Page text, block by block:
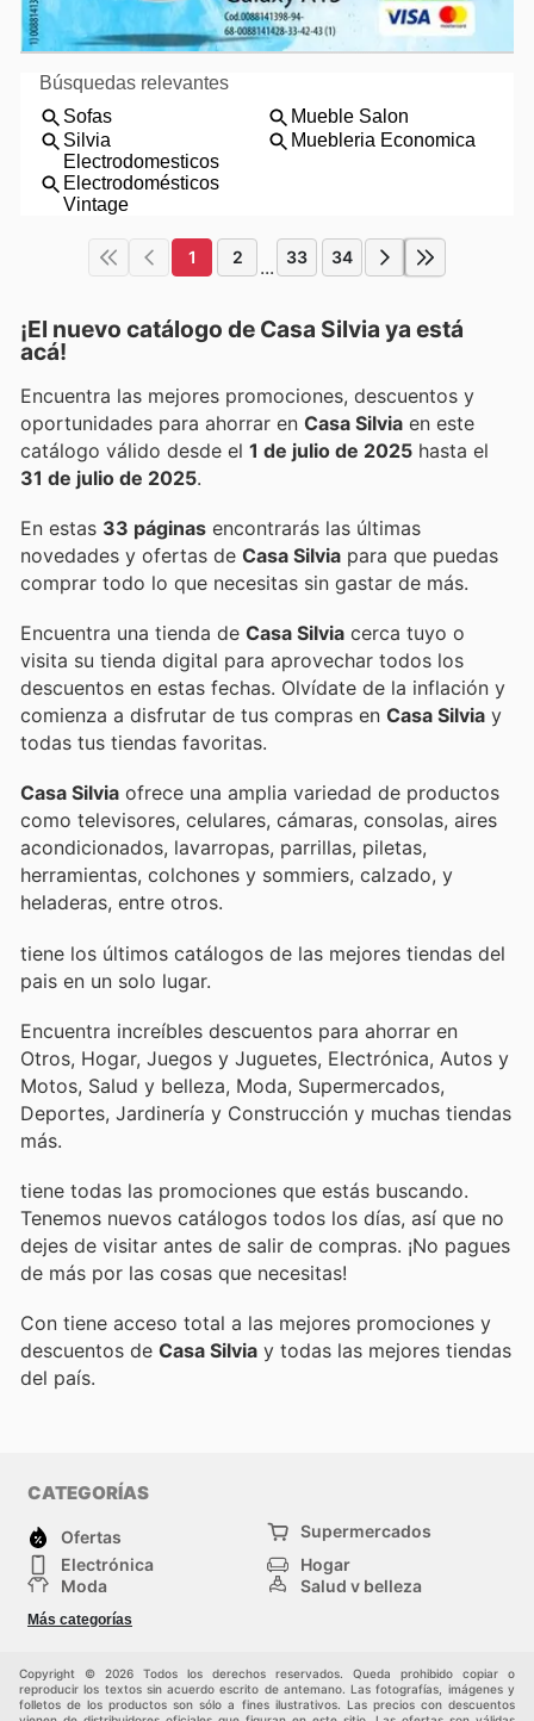
1 2 ... 33 34
¡El nuevo catálogo de Casa Silvia ya está
acá!
Encuentra las mejores promociones, descuentos y
oportunidades para ahorrar en Casa Silvia en este
catálogo válido desde el 1 de julio de 2025 hasta el
31 de julio de 2025.
En estas 33 páginas encontrarás las últimas
novedades y ofertas de Casa Silvia para que puedas
comprar todo lo que necesitas sin gastar de más.
Encuentra una tienda de Casa Silvia cerca tuyo o
visita su tienda digital para aprovechar todos los
descuentos en estas fechas. Olvídate de la inflación y
comienza a disfrutar de tus compras en Casa Silvia y
todas tus tiendas favoritas.
Casa Silvia ofrece una amplia variedad de productos
como televisores, celulares, cámaras, consolas, aires
acondicionados, lavarropas, parrillas, piletas,
herramientas, colchones y sommiers, calzado, y
heladeras, entre otros.
tiene los últimos catálogos de las mejores tiendas del
pais en un solo lugar.
Encuentra increíbles descuentos para ahorrar en
Otros, Hogar, Juegos y Juguetes, Electrónica, Autos y
Motos, Salud y belleza, Moda, Supermercados,
Deportes, Jardinería y Construcción y muchas tiendas
más.
tiene todas las promociones que estás buscando.
Tenemos nuevos catálogos todos los días, así que no
dejes de visitar antes de salir de compras. ¡No pagues
de más por las cosas que necesitas!
Con tiene acceso total a las mejores promociones y
descuentos de Casa Silvia y todas las mejores tiendas
del país.
CATEGORÍAS
Ofertas
Supermercados
Electrónica
Hogar
Moda
Salud y belleza
Deportes
Más categorías
Copyright © 2026 Todos los derechos reservados. Queda prohibido copiar o
reproducir los textos sin acuerdo escrito de antemano. Las fotografías, imágenes y
folletos de los productos son sólo a fines ilustrativos. Las precios con descuentos